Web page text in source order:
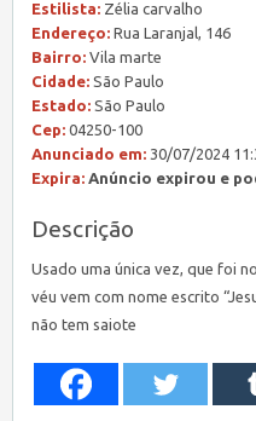
Estilista: Zélia carvalho
Endereço: Rua Laranjal, 146
Bairro: Vila marte
Cidade: São Paulo
Estado: São Paulo
Cep: 04250-100
Anunciado em: 30/07/2024
Expira: Anúncio expirou e
Descrição
Usado uma única vez, que foi
véu vem com nome escrito
não tem saiote